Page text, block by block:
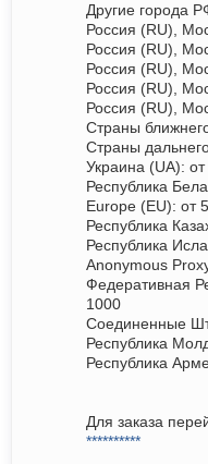
Другие города
Россия (RU),
Россия (RU),
Россия (RU),
Россия (RU),
Россия (RU),
Страны
Страны
Украина (UA):
Республика
Europe (EU): от
Республика
Республика
Anonymous
Федеративная
1000
Соединенные
Республика
Республика
Для заказа
**********